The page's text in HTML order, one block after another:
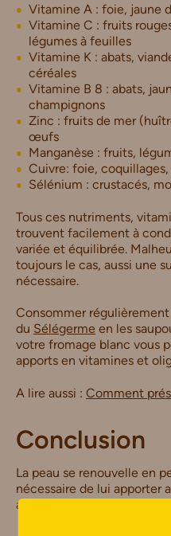
Vitamine A : foie, jaune
Vitamine C : fruits
légumes à feuilles
Vitamine K : abats,
céréales
Vitamine B 8 : abats,
champignons
Zinc : fruits de mer
œufs
Manganèse : fruits,
Cuivre: foie,
Sélénium : crustacés,
Tous ces nutriments,
trouvent facilement à
variée et équilibrée.
toujours le cas, aussi une
nécessaire.
Consommer
du Sélégerme en les
votre fromage blanc vous
apports en vitamines et
A lire aussi : Comment
Conclusion
La peau se renouvelle en
nécessaire de lui apporter
a besoin.